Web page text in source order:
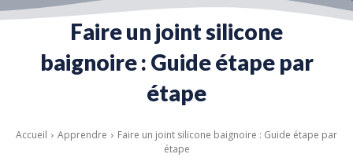
Faire un joint silicone
baignoire : Guide étape par
étape
Accueil Apprendre
Faire un joint silicone baignoire : Guide étape par
étape